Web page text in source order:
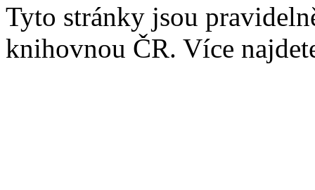
Tyto stránky jsou
knihovnou ČR. Více